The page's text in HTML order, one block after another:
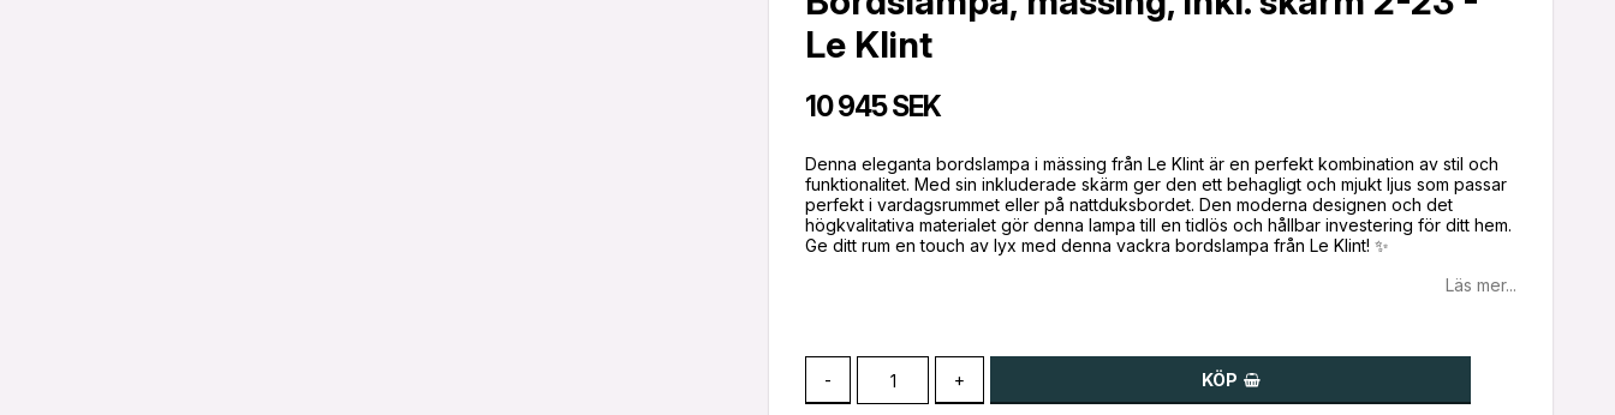
Le Klint
10 945 SEK
Denna eleganta bordslampa i mässing från Le Klint är en perfekt kombination av stil och
funktionalitet. Med sin inkluderade skärm ger den ett behagligt och mjukt ljus som passar
perfekt i vardagsrummet eller på nattduksbordet. Den moderna designen och det
högkvalitativa materialet gör denna lampa till en tidlös och hållbar investering för ditt hem.
Ge ditt rum en touch av lyx med denna vackra bordslampa från Le Klint! ✨
Läs mer...
- + KÖP